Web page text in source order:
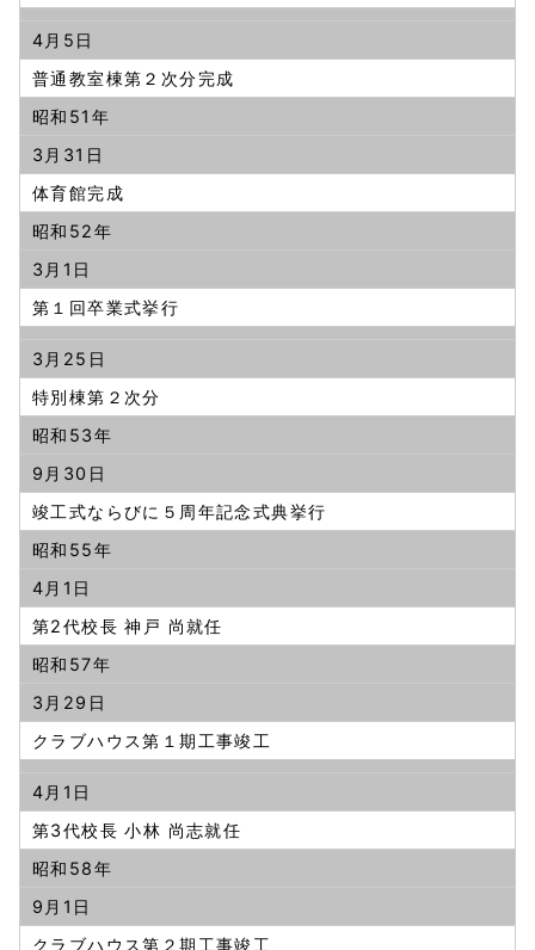
4月5日
普通教室棟第２次分完成
昭和51年
3月31日
体育館完成
昭和52年
3月1日
第１回卒業式挙行
3月25日
特別棟第２次分
昭和53年
9月30日
竣工式ならびに５周年記念式典挙行
昭和55年
4月1日
第2代校長 神戸 尚就任
昭和57年
3月29日
クラブハウス第１期工事竣工
4月1日
第3代校長 小林 尚志就任
昭和58年
9月1日
クラブハウス第２期工事竣工